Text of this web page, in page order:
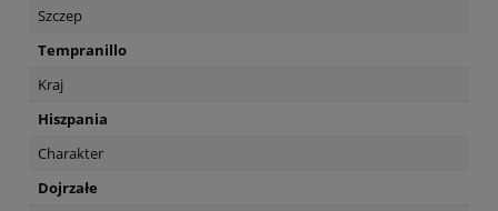
Szczep
Tempranillo
Kraj
Hiszpania
Charakter
Dojrzałe